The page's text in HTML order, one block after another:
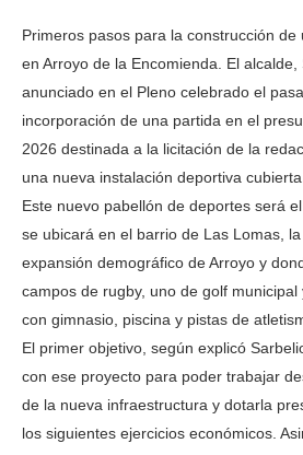
Primeros pasos para la construcción
en Arroyo de la Encomienda. El
anunciado en el Pleno celebrado el
incorporación de una partida en el
2026 destinada a la licitación de la
una nueva instalación deportiva cubierta.
Este nuevo pabellón de deportes será
se ubicará en el barrio de Las Lomas,
expansión demográfico de Arroyo y
campos de rugby, uno de golf
con gimnasio, piscina y pistas de
El primer objetivo, según explicó
con ese proyecto para poder trabajar
de la nueva infraestructura y dotarla
los siguientes ejercicios económicos.